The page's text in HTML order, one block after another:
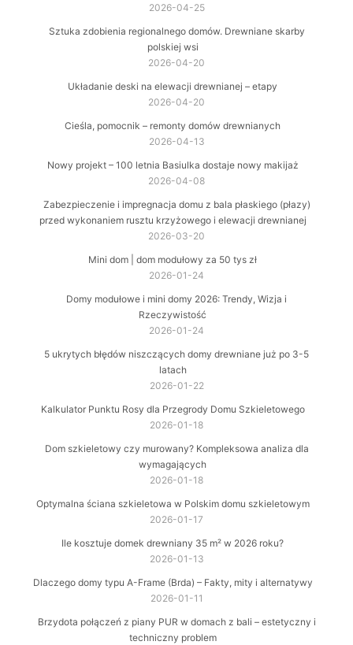
2026-04-25
Sztuka zdobienia regionalnego domów. Drewniane skarby
polskiej wsi
2026-04-20
Układanie deski na elewacji drewnianej – etapy
2026-04-20
Cieśla, pomocnik – remonty domów drewnianych
2026-04-13
Nowy projekt – 100 letnia Basiulka dostaje nowy makijaż
2026-04-08
Zabezpieczenie i impregnacja domu z bala płaskiego (płazy)
przed wykonaniem rusztu krzyżowego i elewacji drewnianej
2026-03-20
Mini dom | dom modułowy za 50 tys zł
2026-01-24
Domy modułowe i mini domy 2026: Trendy, Wizja i
Rzeczywistość
2026-01-24
5 ukrytych błędów niszczących domy drewniane już po 3-5
latach
2026-01-22
Kalkulator Punktu Rosy dla Przegrody Domu Szkieletowego
2026-01-18
Dom szkieletowy czy murowany? Kompleksowa analiza dla
wymagających
2026-01-18
Optymalna ściana szkieletowa w Polskim domu szkieletowym
2026-01-17
Ile kosztuje domek drewniany 35 m² w 2026 roku?
2026-01-13
Dlaczego domy typu A-Frame (Brda) – Fakty, mity i alternatywy
2026-01-11
Brzydota połączeń z piany PUR w domach z bali – estetyczny i
techniczny problem